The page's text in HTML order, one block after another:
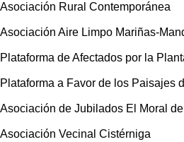
Asociación Rural Contemporánea
Asociación Aire Limpo Mariñas-
Plataforma de Afectados por la
Plataforma a Favor de los Paisajes
Asociación de Jubilados El Moral
Asociación Vecinal Cistérniga